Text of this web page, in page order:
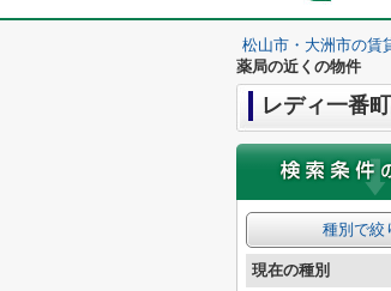
松山市・大洲市の賃
薬局の近くの物件
レディ一番
種別で絞
現在の種別